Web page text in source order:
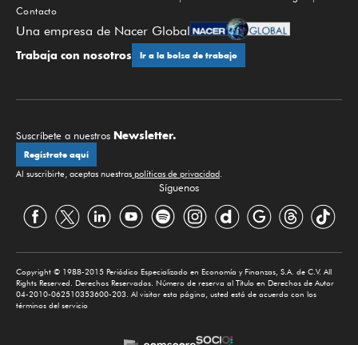
Contacto
Una empresa de Nacer Global
Trabaja con nosotros Ir a la bolsa de trabajo
Suscríbete a nuestros Newsletter.
Regístrate aquí
Al suscribirte, aceptas nuestras políticas de privacidad.
Síguenos
Copyright © 1988-2015 Periódico Especializado en Economía y Finanzas, S.A. de C.V. All
Rights Reserved. Derechos Reservados. Número de reserva al Título en Derechos de Autor
04-2010-062510353600-203. Al visitar esta página, usted está de acuerdo con los
términos del servicio